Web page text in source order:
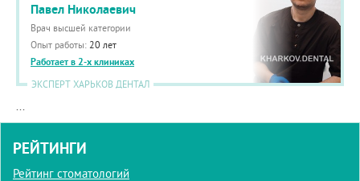
Павел Николаевич
Врач высшей категории
Опыт работы: 20 лет
Работает в 2-х клиниках
ЭКСПЕРТ ХАРЬКОВ ДЕНТАЛ
...
РЕЙТИНГИ
Рейтинг стоматологий